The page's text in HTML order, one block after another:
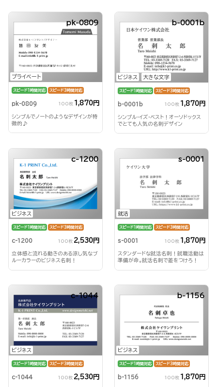
プライベート
pk-0809
スピード1時間対応 スピード3時間対応
pk-0809 100枚 1,870円
シンプルでノートのようなデザインが特
徴的♪
ビジネス 大きな文字
b-0001b
スピード1時間対応 スピード3時間対応
b-0001b 100枚 1,870円
シンプル・イズ・ベスト！オーソドックス
でとても人気の名刺デザイン
ビジネス
c-1200
スピード1時間対応 スピード3時間対応
c-1200 100枚 2,530円
立体感と流れる動きのある涼し気なブ
ルーカラーのビジネス名刺！
就活
s-0001
スピード1時間対応 スピード3時間対応
s-0001 100枚 1,870円
スタンダードな就活名刺！就職活動は
準備が命。就活名刺で差をつけろ！
ビジネス
c-1044
スピード1時間対応 スピード3時間対応
c-1044 100枚 2,530円
ビジネス
b-1156
スピード1時間対応 スピード3時間対応
b-1156 100枚 1,870円